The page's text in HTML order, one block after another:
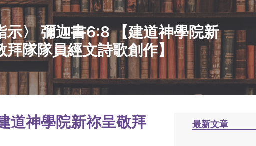
示〉 彌迦書6:8 【建道神學院新
拜隊隊員經文詩歌創作】
道神學院新祢呈敬拜
最新文章